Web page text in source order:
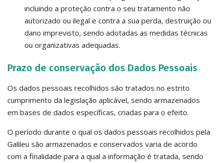
incluindo a proteção contra o seu tratamento não
autorizado ou ilegal e contra a sua perda, destruição ou
dano imprevisto, sendo adotadas as medidas técnicas
ou organizativas adequadas.
Prazo de conservação dos Dados Pessoais
Os dados pessoais recolhidos são tratados no estrito
cumprimento da legislação aplicável, sendo armazenados
em bases de dados específicas, criadas para o efeito.
O período durante o qual os dados pessoais recolhidos pela
Galileu são armazenados e conservados varia de acordo
com a finalidade para a qual a informação é tratada, sendo